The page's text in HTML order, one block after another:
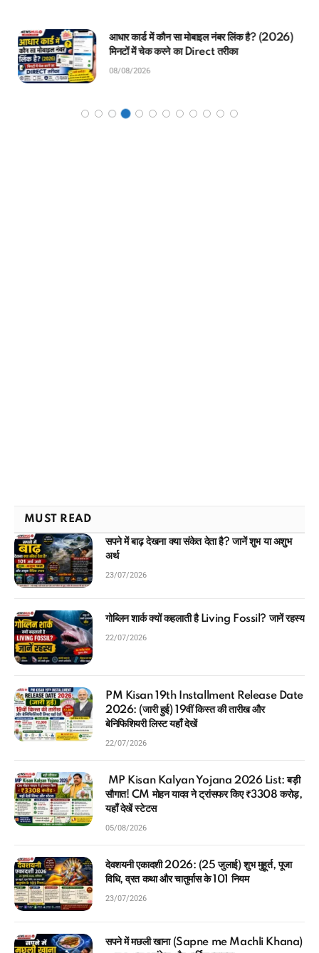
आधार कार्ड में कौन सा मोबाइल नंबर लिंक है? (2026)
मिनटों में चेक करने का Direct तरीका
08/08/2026
MUST READ
सपने में बाढ़ देखना क्या संकेत देता है? जानें शुभ या अशुभ
अर्थ
23/07/2026
गोब्लिन शार्क क्यों कहलाती है Living Fossil? जानें रहस्य
22/07/2026
PM Kisan 19th Installment Release Date
2026: (जारी हुई) 19वीं किस्त की तारीख और
बेनिफिशियरी लिस्ट यहाँ देखें
22/07/2026
MP Kisan Kalyan Yojana 2026 List: बड़ी
सौगात! CM मोहन यादव ने ट्रांसफर किए ₹3308 करोड़,
यहाँ देखें स्टेटस
05/08/2026
देवशयनी एकादशी 2026: (25 जुलाई) शुभ मुहूर्त, पूजा
विधि, व्रत कथा और चातुर्मास के 101 नियम
23/07/2026
सपने में मछली खाना (Sapne me Machli Khana)